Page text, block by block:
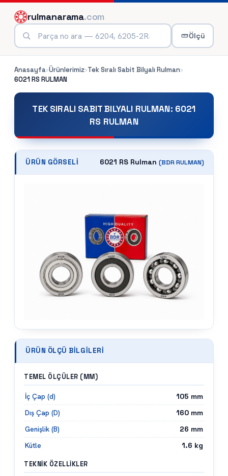
rulmanarama.com
Ölçü
Anasayfa›Ürünlerimiz›Tek Sıralı Sabit Bilyalı Rulman›
6021 RS RULMAN
TEK SIRALI SABIT BILYALI RULMAN: 6021
RS RULMAN
ÜRÜN GÖRSELI 6021 RS Rulman (BDRRULMAN)
ÜRÜN ÖLÇÜ BILGILERI
TEMEL ÖLÇÜLER (MM)
İç Çap (d) 105 mm
Dış Çap (D)
160 mm
Genişlik (B)
26 mm
Kütle
1.6 kg
TEKNIK ÖZELLIKLER